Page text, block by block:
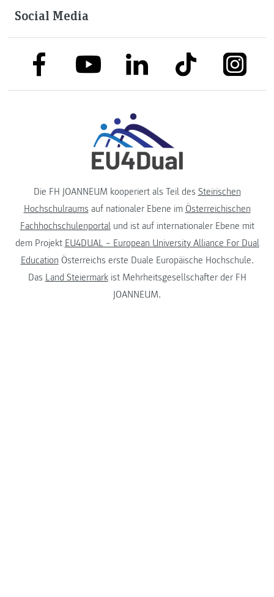
Social Media
link to facebooklink to youtubelink to linkedinlink to tiktok link to
Die FH JOANNEUM kooperiert als Teil des Steirischen
Hochschulraums auf nationaler Ebene im Österreichischen
Fachhochschulenportalund ist auf internationaler Ebene mit
dem Projekt EU4DUAL – European University Alliance For Dual
Education Österreichs erste Duale Europäische Hochschule.
Das Land Steiermarkist Mehrheitsgesellschafter der FH
JOANNEUM.